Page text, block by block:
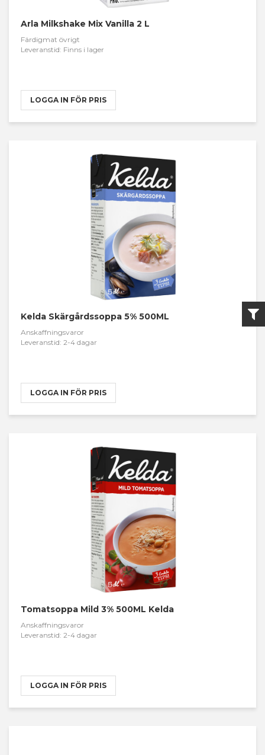
Arla Milkshake Mix Vanilla 2 L
Färdigmat övrigt
Leveranstid: Finns i lager
LOGGA IN FÖR PRIS
Kelda Skärgårdssoppa 5% 500ML
Anskaffningsvaror
Leveranstid: 2-4 dagar
LOGGA IN FÖR PRIS
Tomatsoppa Mild 3% 500ML Kelda
Anskaffningsvaror
Leveranstid: 2-4 dagar
LOGGA IN FÖR PRIS